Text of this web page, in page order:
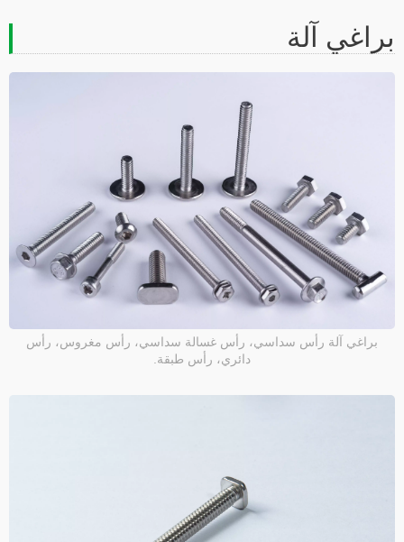
آلة
براغي آلة رأس سداسي، رأس غسالة سداسي، رأس مغروس، رأس
دائري، رأس طبقة.